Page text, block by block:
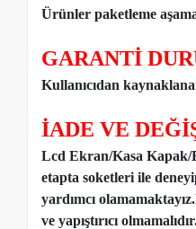
Ürünler paketleme
GARANTİ
Kullanıcıdan
İADE VE
Lcd Ekran/Kasa Kapak/
etapta soketleri ile
yardımcı
ve yapıştırıcı